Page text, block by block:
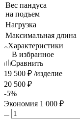
Вес пандуса
на подъем
Нагрузка
Максимальная длина
Характеристики
В избранное
Сравнить
19 500 ₽ /изделие
20 500 ₽
-5%
Экономия 1 000 ₽